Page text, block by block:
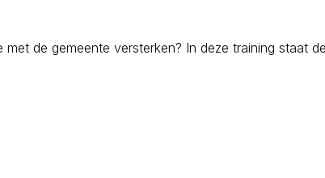
de gemeente versterken? In deze training staat